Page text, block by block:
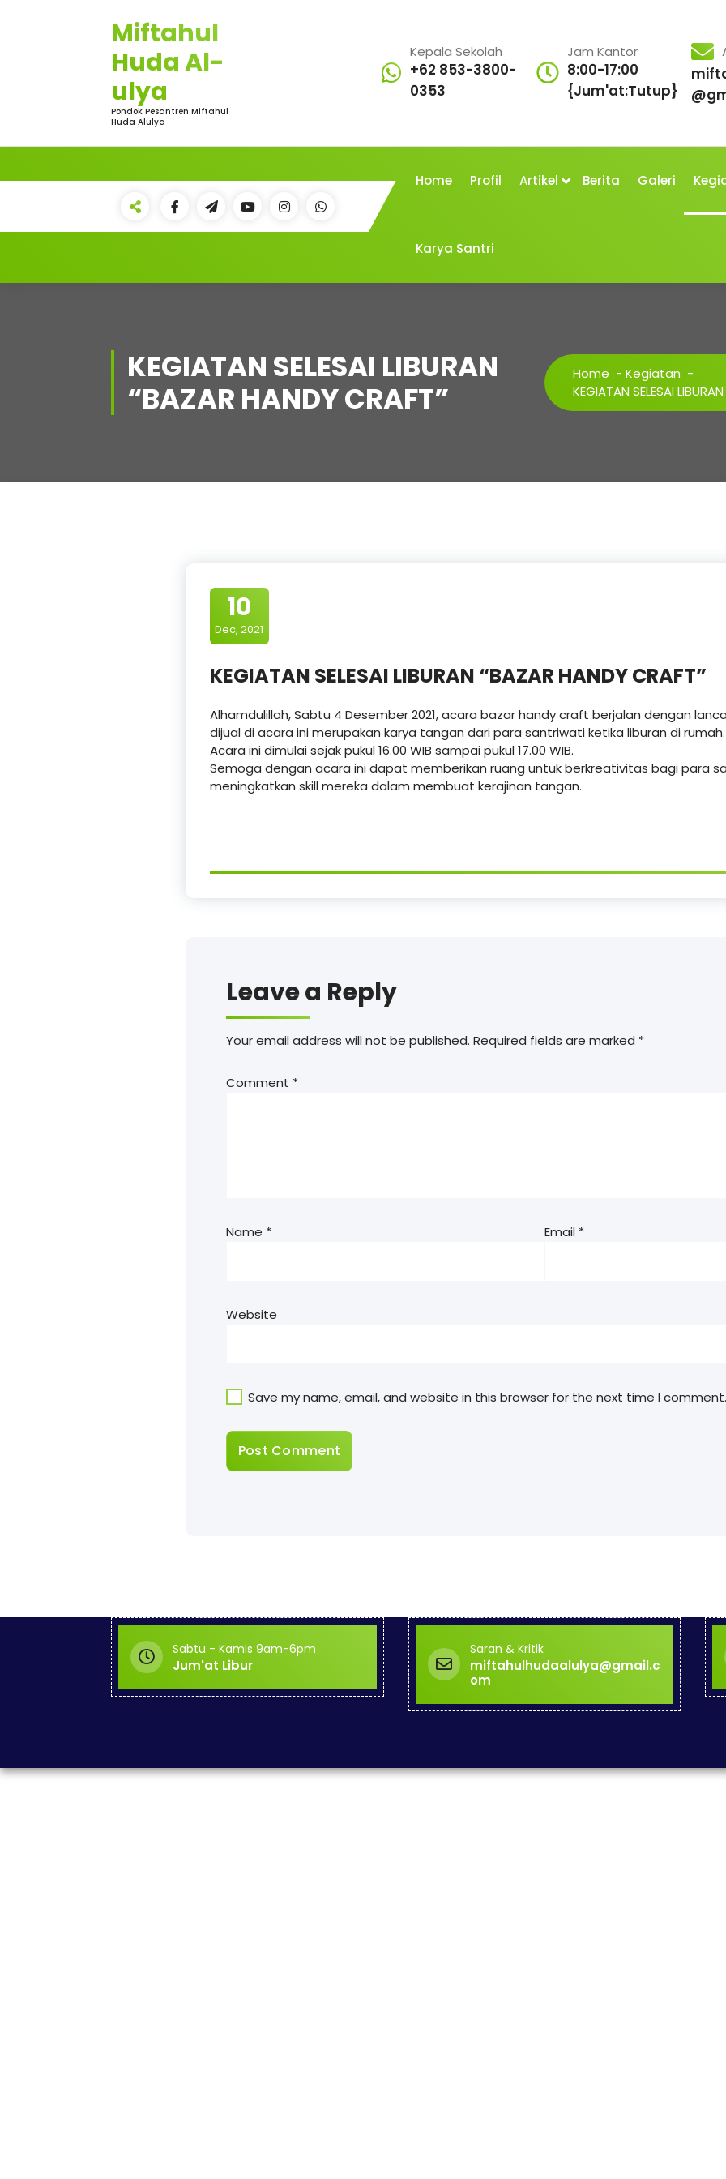
Miftahul
Huda Al-
ulya
Pondok Pesantren Miftahul
Huda Alulya
Kepala Sekolah
+62 853-3800-
0353
Jam Kantor
8:00-17:00
{Jum'at:Tutup}
Home Profil Artikel Berita Galeri
Karya Santri
KEGIATAN SELESAI LIBURAN
“BAZAR HANDY CRAFT”
Home - Kegiatan -
KEGIATAN SELESAI
10
Dec, 2021
KEGIATAN SELESAI LIBURAN “BAZAR HANDY CRAFT”
Alhamdulillah, Sabtu 4 Desember 2021, acara bazar handy craft berjalan dengan
dijual di acara ini merupakan karya tangan dari para santriwati ketika liburan di rumah.
Acara ini dimulai sejak pukul 16.00 WIB sampai pukul 17.00 WIB.
Semoga dengan acara ini dapat memberikan ruang untuk berkreativitas bagi para
meningkatkan skill mereka dalam membuat kerajinan tangan.
Leave a Reply
Your email address will not be published. Required fields are marked *
Comment *
Name * Email *
Website
Save my name, email, and website in this browser for the next time I comment.
Sabtu - Kamis 9am-6pm
Jum'at Libur
Saran & Kritik
miftahulhudaalulya@gmail.c
om